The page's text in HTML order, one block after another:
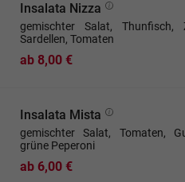
Insalata Nizza
gemischter Salat, Thunfisch,
Sardellen, Tomaten
ab 8,00 €
Insalata Mista
gemischter Salat, Tomaten,
grüne Peperoni
ab 6,00 €